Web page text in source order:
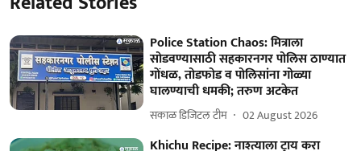
Police Station Chaos: मित्राला
सोडवण्यासाठी सहकारनगर पोलिस ठाण्यात
गोंधळ, तोडफोड व पोलिसांना गोळ्या
घालण्याची धमकी; तरुण अटकेत
सकाळ डिजिटल टीम 02 August 2026
Khichu Recipe: नाश्त्याला ट्राय करा